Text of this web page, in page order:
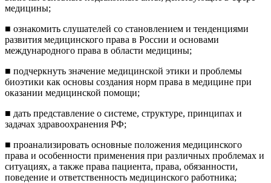
медицины;
■ ознакомить слушателей со становлением и тенденциями
развития медицинского права в России и основами
международного права в области медицины;
■ подчеркнуть значение медицинской этики и проблемы
биоэтики как основы создания норм права в медицине при
оказании медицинской помощи;
■ дать представление о системе, структуре, принципах и
задачах здравоохранения РФ;
■ проанализировать основные положения медицинского
права и особенности применения при различных проблемах и
ситуациях, а также права пациента, права, обязанности,
поведение и ответственность медицинского работника;